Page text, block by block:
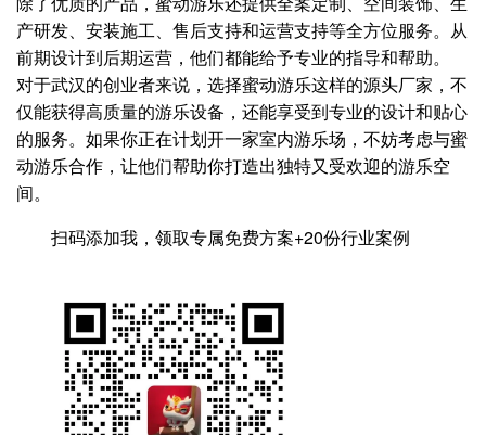
产研发、安装施工、售后支持和运营支持等全方位服务。从
前期设计到后期运营，他们都能给予专业的指导和帮助。
对于武汉的创业者来说，选择蜜动游乐这样的源头厂家，不
仅能获得高质量的游乐设备，还能享受到专业的设计和贴心
的服务。如果你正在计划开一家室内游乐场，不妨考虑与蜜
动游乐合作，让他们帮助你打造出独特又受欢迎的游乐空
间。
扫码添加我，领取专属免费方案+20份行业案例